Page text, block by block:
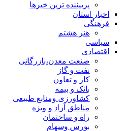
پربیننده ترین خبرها
اخبار استان
فرهنگی
هنر هشتم
سیاسی
اقتصادی
صنعت معدن،بازرگانی
نفت و گاز
کار و تعاون
بانک و بیمه
کشاورزی ومنابع طبیعی
مناطق آزاد و ویژه
راه و ساختمان
بورس وسهام